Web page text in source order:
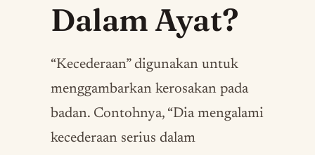
Dalam Ayat?
“Kecederaan” digunakan untuk
menggambarkan kerosakan pada
badan. Contohnya, “Dia mengalami
kecederaan serius dalam